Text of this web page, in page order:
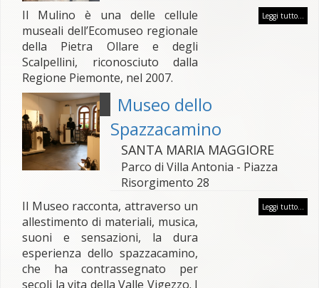
Il Mulino è una delle cellule
museali dell’Ecomuseo regionale
della Pietra Ollare e degli
Scalpellini, riconosciuto dalla
Regione Piemonte, nel 2007.
Leggi tutto...
Museo dello
Spazzacamino
SANTA MARIA MAGGIORE
Parco di Villa Antonia - Piazza
Risorgimento 28
Il Museo racconta, attraverso un
allestimento di materiali, musica,
suoni e sensazioni, la dura
esperienza dello spazzacamino,
che ha contrassegnato per
secoli la vita della Valle Vigezzo. I
Leggi tutto...